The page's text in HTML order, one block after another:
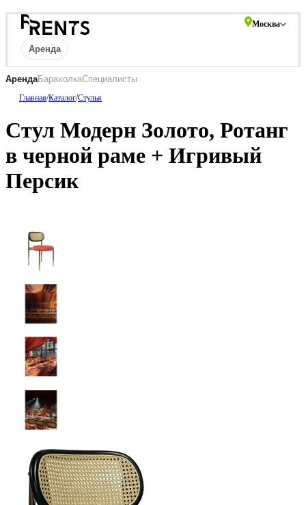
Аренда
АрендаБарахолкаСпециалисты
Москва
МЕБЕЛЬ
ПОСУДА
ДЕКОР
ГОТОВЫЕ РЕШЕНИЯ
ОСВЕЩЕНИЕ
ДЕКОР
НАВИГАЦИЯ
ИЗДЕЛИЯ ПОД ЗАКАЗ
ИЗДЕЛИЯ ДЛЯ КОМФОРТА
ОБОРУДОВАНИЕ
Главная/Каталог/Стулья
Стул Модерн Золото, Ротанг
в черной раме + Игривый
Персик